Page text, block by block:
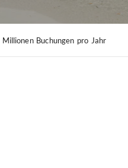
Buchungen pro Jahr